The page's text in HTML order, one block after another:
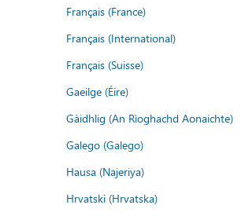
Français (France)
Français (International)
Français (Suisse)
Gaeilge (Éire)
Gàidhlig (An Rìoghachd Aonaichte)
Galego (Galego)
Hausa (Najeriya)
Hrvatski (Hrvatska)